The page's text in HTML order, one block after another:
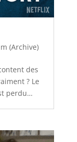
(Archive)
des
? Le
perdu…